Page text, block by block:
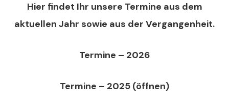
Hier findet Ihr unsere Termine aus dem
aktuellen Jahr sowie aus der Vergangenheit.
Termine – 2026
Termine – 2025 (öffnen)